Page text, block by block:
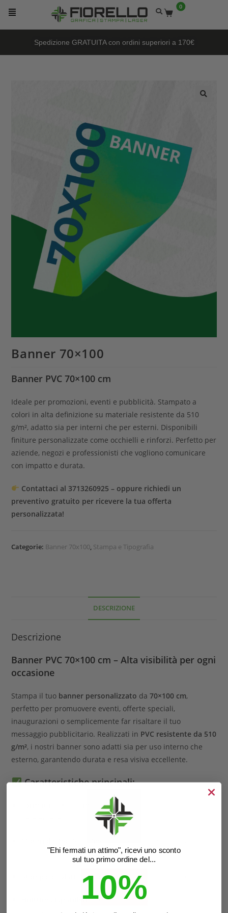
0
Spedizione GRATUITA con ordini superiori a 170€
Banner 70×100
Banner PVC 70×100 cm
Ideale per promozioni, eventi e pubblicità. Stampato a
colori in alta definizione su materiale resistente da 510
g/m², adatto sia per interni che per esterni. Disponibili
finiture personalizzate come occhielli e rinforzi. Perfetto per
aziende, negozi e professionisti che vogliono comunicare
con impatto e durata.
Contattaci al 3713260925 – oppure richiedi un
preventivo gratuito per ricevere la tua offerta
personalizzata!
Categorie: Banner 70x100, Stampa e Tipografia
DESCRIZIONE
Descrizione
Banner PVC 70×100 cm – Alta visibilità per ogni
occasione
Stampa il tuo banner personalizzato da70×100 cm,
perfetto per promuovere eventi, offerte speciali,
inaugurazioni o semplicemente far risaltare il tuo
messaggio pubblicitario. Realizzati in PVC resistente da 510
g/m², i nostri banner sono adatti sia per uso interno che
esterno, garantendo durata e resa visiva eccellente.
Caratteristiche principali:
: ideale per vetrine, stand, negozi,
fiere ed eventi pubblici.
pioggia e ai raggi UV.
Stampa a colori HD: con inchiostri brillanti ed ecologici.
Finiture disponibili: occhielli in metallo, rinforzo
"Ehi fermati un attimo", ricevi uno sconto
sul tuo primo ordine del...
10%